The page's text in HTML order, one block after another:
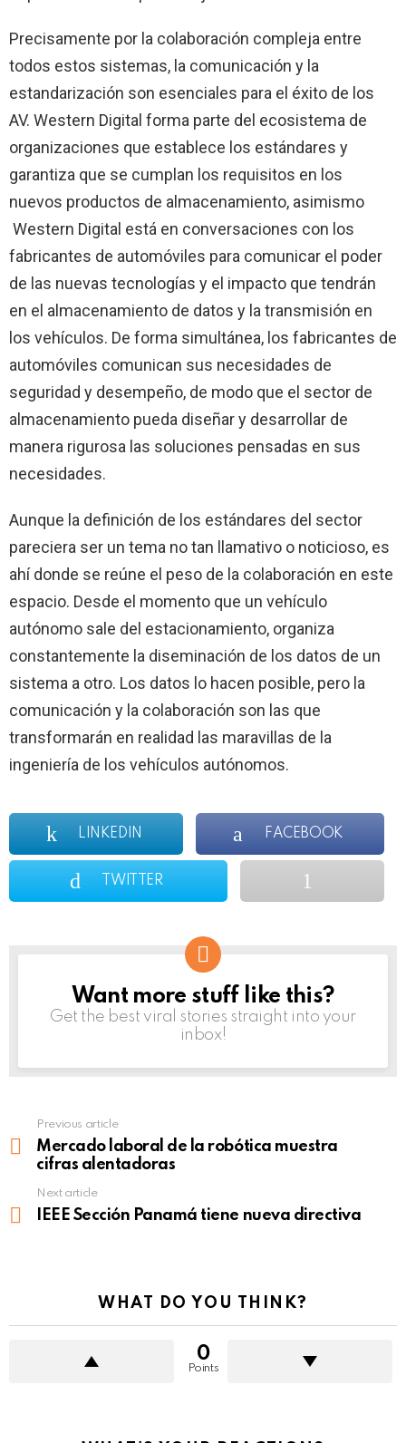
Precisamente por la colaboración compleja entre
todos estos sistemas, la comunicación y la
estandarización son esenciales para el éxito de los
AV. Western Digital forma parte del ecosistema de
organizaciones que establece los estándares y
garantiza que se cumplan los requisitos en los
nuevos productos de almacenamiento, asimismo
Western Digital está en conversaciones con los
fabricantes de automóviles para comunicar el poder
de las nuevas tecnologías y el impacto que tendrán
en el almacenamiento de datos y la transmisión en
los vehículos. De forma simultánea, los fabricantes de
automóviles comunican sus necesidades de
seguridad y desempeño, de modo que el sector de
almacenamiento pueda diseñar y desarrollar de
manera rigurosa las soluciones pensadas en sus
necesidades.
Aunque la definición de los estándares del sector
pareciera ser un tema no tan llamativo o noticioso, es
ahí donde se reúne el peso de la colaboración en este
espacio. Desde el momento que un vehículo
autónomo sale del estacionamiento, organiza
constantemente la diseminación de los datos de un
sistema a otro. Los datos lo hacen posible, pero la
comunicación y la colaboración son las que
transformarán en realidad las maravillas de la
ingeniería de los vehículos autónomos.
LINKEDIN FACEBOOK
TWITTER
NEWSLETTER
Want more stuff like this?
Get the best viral stories straight into your
inbox!
more
Previous article
Mercado laboral de la robótica muestra
cifras alentadoras
Next article
IEEE Sección Panamá tiene nueva directiva
WHAT DO YOU THINK?
0
Points